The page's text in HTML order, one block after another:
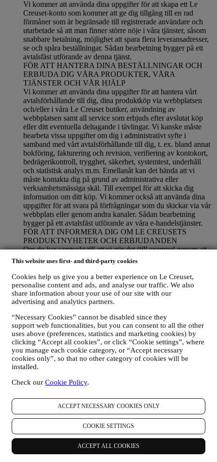
This website uses first- and third-party cookies
Cookies help us give you a better experience on Le Creuset,
personalise content and ads, and analyse our traffic. We also
share information about your use of our site with our
advertising and analytics partners.
“Necessary Cookies” cannot be disabled since they
support web functionalities, but you can consent to all the other
uses above (preferences, statistics and marketing cookies) by
clicking “Accept all cookies”, or click “Cookie settings”, where
you manage each cookie category, or “Accept necessary
cookies only”, so that no other category of cookies will be
installed.
Check our Cookie Policy.
ACCEPT NECESSARY COOKIES ONLY
COOKIE SETTINGS
ACCEPT ALL COOKIES
Vi kommer att använda dina uppgifter för att skapa ett Le
Creuset-konto som kommer att ge dig tillgång till en rad
förmåner som är begränsade till registrerade användare och
utarbetade så att man finner större nöje i våra tjänster, såsom
snabbare betalning, möjlighet att spara flera leveransadresser,
se och spåra beställningar. Sådan bearbetning bygger på ett
avtalsfäst utförande av denna tjänst.
FÖR ATT HANTERA DINA BESTÄLLNINGAR OCH
ERBJUDA DIG VÅRA PRODUKTER, VÅRA
TJÄNSTER OCH VÅR HJÄLP
Vi kommer att använda dina uppgifter för att hantera vårt
avtalsförhållande till dig, dina produktköp via webbplatsen
och/eller i våra Le Creuset butiker, användning av
webbplatsen samt all service som erbjuds efter avslutat köp
eller ditt eventuella deltagande i tävlingar. Vi kanske måste
bearbeta vissa uppgifter om dig i administrativt syfte i
samband med vårt avtalsförhållande till dig, t. ex. bland annat
bokföring, fakturering och revision, verifiering av kontokort,
bedrägerikontroll, trygghet, säkerhet, systemtest, underhåll
och statistisk analys m.m. Emellanåt kan det hända att vi
måste kontakta dig på grund av administrativa eller
verksamhetsmässiga skäl. Till exempel för att skicka dig
information om ditt köp. Vi kommer också att använda dina
uppgifter för att svara på förfrågningar som du skickar via vår
webbplats eller genom andra kanaler. Sådan bearbetning
bygger på ett avtalsfäst utförande av våra e-handelstjänster.
FÖR ATT INFORMERA DIG OM LE CREUSETS
PRODUKTNYHETER OCH ERBJUDANDEN
Om du har samtyckt till att vi gör det (till exempel genom att
prenumerera på vårt nyhetsbrev när du skapar ett konto på
webbplatsen), skickar vi dig marknadsföringskommunikation
och nyheter om initiativ relaterade till Le Creuset som
marknadsförs av dess dotterbolag och lokala anslutna företag
och samarbetspartner utifrån dina preferenser. Vi kommer att
kontakta dig via e-post, SMS eller sociala medier men även
kommer att beröra Le Creuset-produkter, nya
butiksöppningar, exklusiva evenemang, tävlingar,
undersökningar, demonstrationer organiserade av Le Creuset
eller specialerbjudanden som vi tror du gillar. Denna
kommunikation kan väljas ut eller anpassas efter dig baserat
på de uppgifter vi har om dig som exempelvis din plats eller
köphistorik eller vilka av våra produkter du föredrar. Vi
kommer att använda dina uppgifter för att få en bättre
med dig mer personlig, relevant och intressant för dig. Det
kommer inte att ha några andra effekter. Vi samlar också in
statistik om e-postöppning och klick med hjälp av branschens
standardtekniker för att kunna övervaka våra nyhetsbrev.
Denna behandling baseras på ditt samtycke till att få personlig
marknadsföringskommunikation från oss. Valet kan göras på
de punkter där personlig information samlas in genom att välja